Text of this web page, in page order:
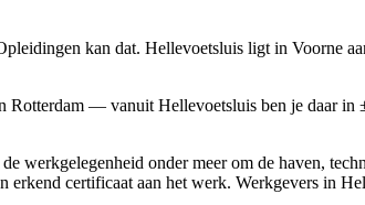
kan dat. Hellevoetsluis ligt in Voorne
Rotterdam — vanuit Hellevoetsluis ben je daar
werkgelegenheid onder meer om de haven,
certificaat aan het werk. Werkgevers in